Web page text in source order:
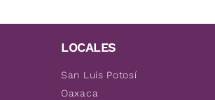
LOCALES
San Luis Potosí
Oaxaca